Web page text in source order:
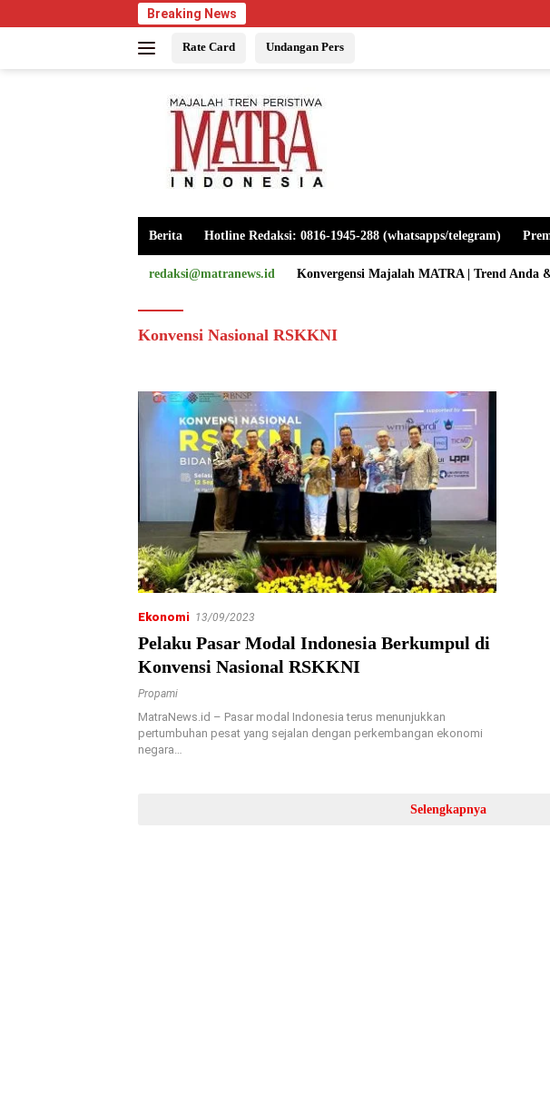
ke
Breaking News
Rate Card Undangan Pers
Berita Hotline Redaksi: 0816-1945-288 (whatsapps/telegram)
redaksi@matranews.id Konvergensi Majalah MATRA | Trend Anda
Konvensi Nasional RSKKNI
Ekonomi 13/09/2023
Pelaku Pasar Modal Indonesia Berkumpul di
Konvensi Nasional RSKKNI
Propami
MatraNews.id – Pasar modal Indonesia terus menunjukkan
pertumbuhan pesat yang sejalan dengan perkembangan ekonomi
negara…
Selengkapnya